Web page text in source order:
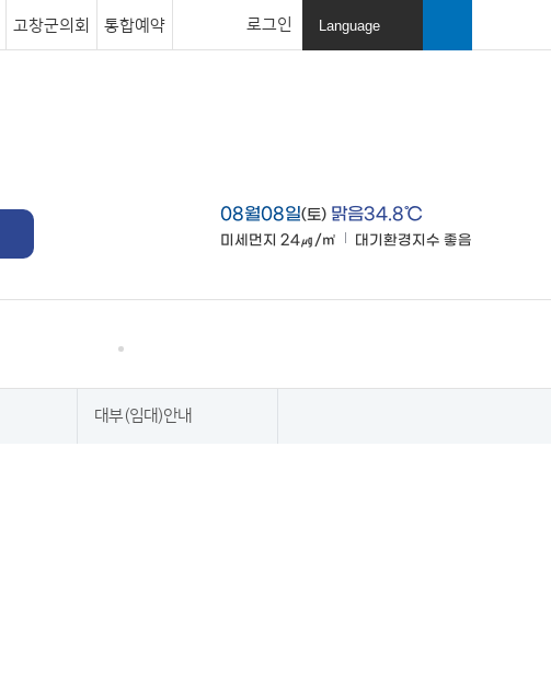
고창군의회 통합예약 로그인
Language
08월08일(토) 맑음34.8℃
미세먼지 24㎍/㎥ 대기환경지수 좋음
사이트맵
대부(임대)안내